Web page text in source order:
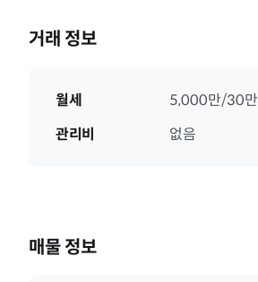
거래 정보
월세 5,000만/30만
관리비
없음
매물 정보